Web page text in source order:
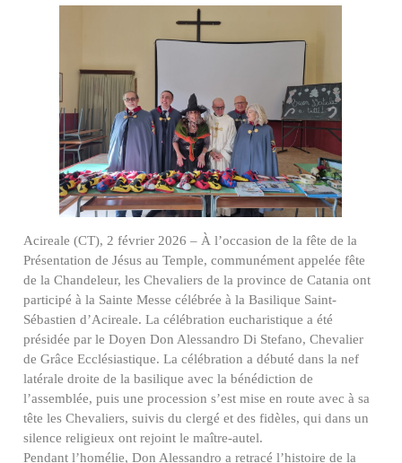
Acireale (CT), 2 février 2026 – À l’occasion de la fête de la
Présentation de Jésus au Temple, communément appelée fête
de la Chandeleur, les Chevaliers de la province de Catania ont
participé à la Sainte Messe célébrée à la Basilique Saint-
Sébastien d’Acireale. La célébration eucharistique a été
présidée par le Doyen Don Alessandro Di Stefano, Chevalier
de Grâce Ecclésiastique. La célébration a débuté dans la nef
latérale droite de la basilique avec la bénédiction de
l’assemblée, puis une procession s’est mise en route avec à sa
tête les Chevaliers, suivis du clergé et des fidèles, qui dans un
silence religieux ont rejoint le maître-autel.
Pendant l’homélie, Don Alessandro a retracé l’histoire de la